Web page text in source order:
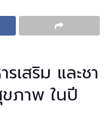
เสริม และชา
ภาพ ในปี